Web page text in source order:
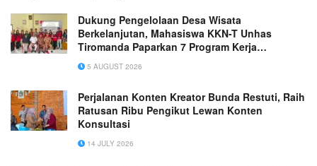
Dukung Pengelolaan Desa Wisata
Berkelanjutan, Mahasiswa KKN-T Unhas
Tiromanda Paparkan 7 Program Kerja
Unggulan
5 AUGUST 2026
Perjalanan Konten Kreator Bunda Restuti, Raih
Ratusan Ribu Pengikut Lewan Konten
Konsultasi
14 JULY 2026